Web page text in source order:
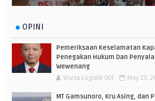
OPINI
Pemeriksaan Keselamatan
Penegakan Hukum Dan
Wewenang
Warta Logistik 001 May 23,
MT Gamsunoro, Kru Asing, dan